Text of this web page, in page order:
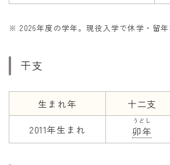
※ 2026年度の学年。現役入学で休学・留年
干支
生まれ年 十二支
2011年生まれ
卯年
うどし